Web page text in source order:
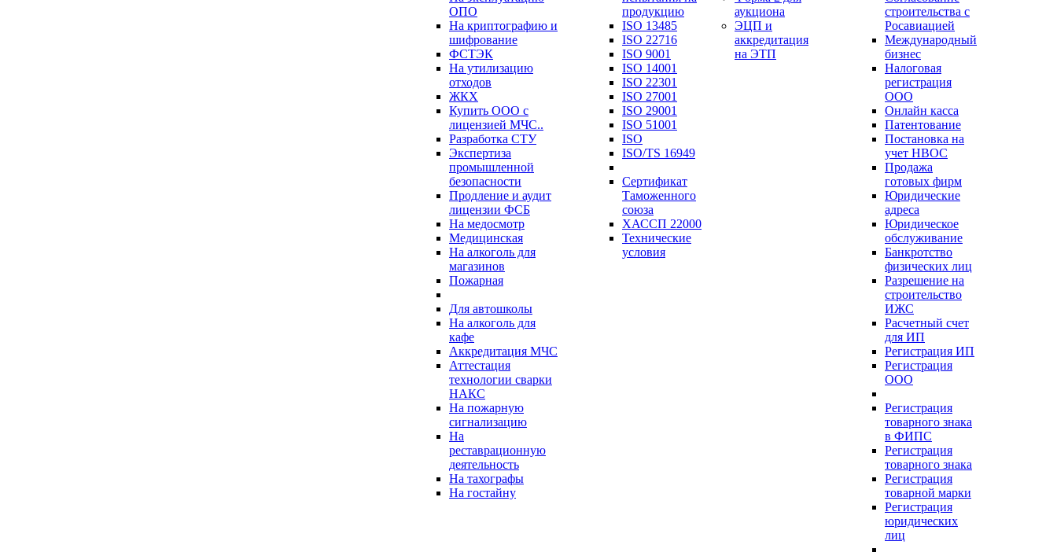
ОПО
На криптографию и
шифрование
ФСТЭК
На утилизацию
отходов
ЖКХ
Купить ООО с
лицензией МЧС..
Разработка СТУ
Экспертиза
промышленной
безопасности
Продление и аудит
лицензии ФСБ
На медосмотр
Медицинская
На алкоголь для
магазинов
Пожарная
Для автошколы
На алкоголь для
кафе
Аккредитация МЧС
Аттестация
технологии сварки
НАКС
На пожарную
сигнализацию
На
реставрационную
деятельность
На тахографы
На гостайну
продукцию
ISO 13485
ISO 22716
ISO 9001
ISO 14001
ISO 22301
ISO 27001
ISO 29001
ISO 51001
ISO
ISO/TS 16949
Сертификат
Таможенного
союза
ХАССП 22000
Технические
условия
аукциона
ЭЦП и
аккредитация
на ЭТП
строительства с
Росавиацией
Международный
бизнес
Налоговая
регистрация
ООО
Онлайн касса
Патентование
Постановка на
учет НВОС
Продажа
готовых фирм
Юридические
адреса
Юридическое
обслуживание
Банкротство
физических лиц
Разрешение на
строительство
ИЖС
Расчетный счет
для ИП
Регистрация ИП
Регистрация
ООО
Регистрация
товарного знака
в ФИПС
Регистрация
товарного знака
Регистрация
товарной марки
Регистрация
юридических
лиц